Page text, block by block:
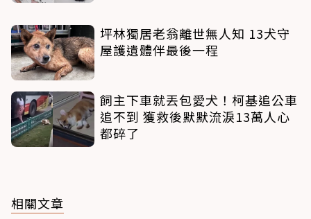
坪林獨居老翁離世無人知 13犬守
屋護遺體伴最後一程
飼主下車就丟包愛犬！柯基追公車
追不到 獲救後默默流淚13萬人心
都碎了
相關文章